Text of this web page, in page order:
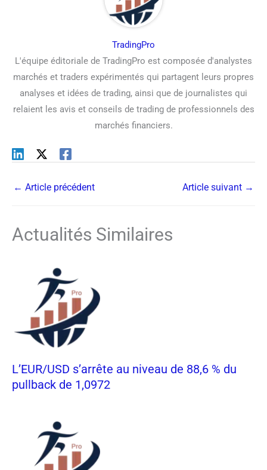
TradingPro
L'équipe éditoriale de TradingPro est composée d'analystes
marchés et traders expérimentés qui partagent leurs propres
analyses et idées de trading, ainsi que de journalistes qui
relaient les avis et conseils de trading de professionnels des
marchés financiers.
← Article précédent Article suivant →
Actualités Similaires
L’EUR/USD s’arrête au niveau de 88,6 % du
pullback de 1,0972